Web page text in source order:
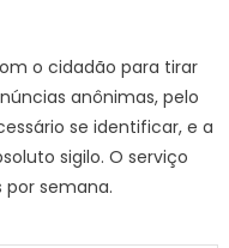
o cidadão para tirar
anônimas, pelo
se identificar, e a
sigilo. O serviço
por semana.